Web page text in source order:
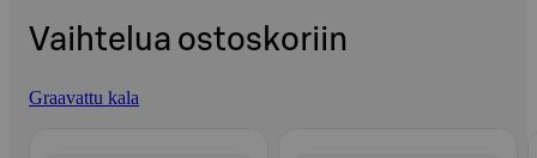
Vaihtelua ostoskoriin
Graavattu kala